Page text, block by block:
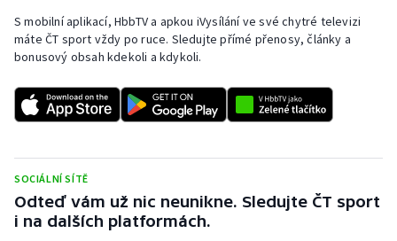
S mobilní aplikací, HbbTV a apkou iVysílání ve své chytré televizi
máte ČT sport vždy po ruce. Sledujte přímé přenosy, články a
bonusový obsah kdekoli a kdykoli.
SOCIÁLNÍ SÍTĚ
Odteď vám už nic neunikne. Sledujte ČT sport
i na dalších platformách.